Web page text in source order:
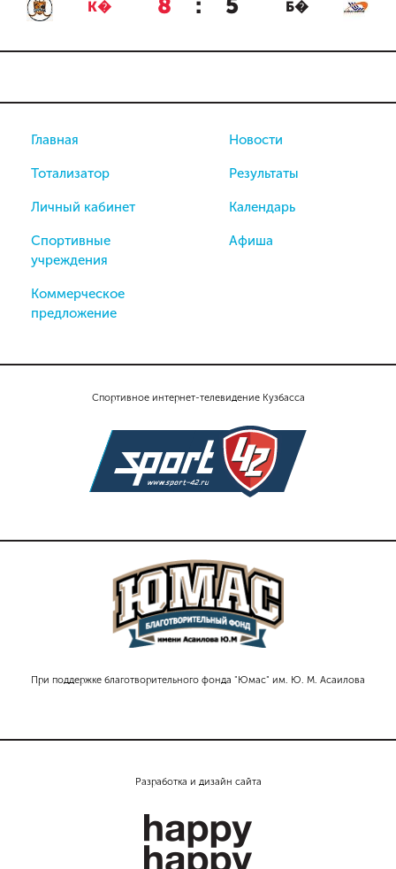
К� 8 : 5 Б�
Спортивное интернет-телевидение Кузбасса
При поддержке благотворительного фонда "Юмас" им. Ю. М. Асаилова
Главная
Тотализатор
Личный кабинет
Спортивные
учреждения
Коммерческое
предложение
Новости
Результаты
Календарь
Афиша
Разработка и дизайн сайта